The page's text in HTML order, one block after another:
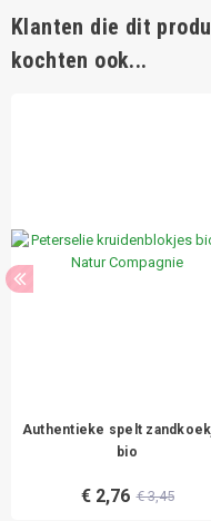
Klanten die dit
kochten ook...
Authentieke spelt
bio
€ 2,76 € 3,45